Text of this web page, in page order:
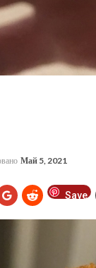
Май 5, 2021
Save